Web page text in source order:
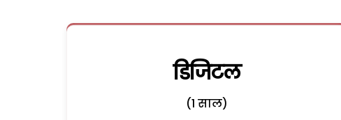
डिजिटल
(1 साल)